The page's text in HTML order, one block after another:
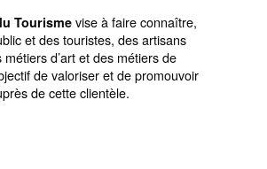
Tourisme vise à faire connaître,
et des touristes, des artisans
d’art et des métiers de
de valoriser et de promouvoir
de cette clientèle.